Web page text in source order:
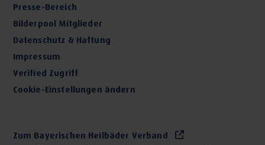
Presse-Bereich
Bilderpool Mitglieder
Datenschutz & Haftung
Impressum
Verified Zugriff
Cookie-Einstellungen ändern
Zum Bayerischen Heilbäder Verband